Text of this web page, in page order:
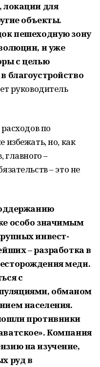
локации для
объекты.
пешеходную зону
и уже
с целью
благоустройство
руководитель
по
но, как
–
– это не
особо значимым
инвест­
– разработка в
меди.
с
обманом
населения.
противники
Компания
на изучение,
руд в